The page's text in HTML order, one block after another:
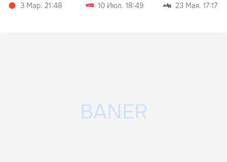
3 Мар. 21:48
10 Июл. 18:49
23 Мая. 17:17